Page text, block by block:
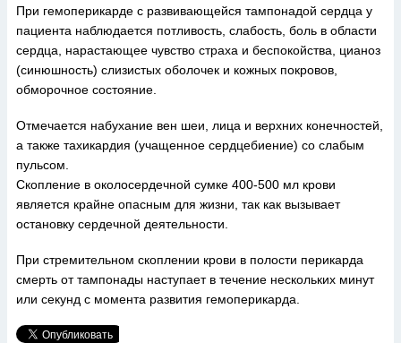
При гемоперикарде с развивающейся тампонадой сердца у
пациента наблюдается потливость, слабость, боль в области
сердца, нарастающее чувство страха и беспокойства, цианоз
(синюшность) слизистых оболочек и кожных покровов,
обморочное состояние.
Отмечается набухание вен шеи, лица и верхних конечностей,
а также тахикардия (учащенное сердцебиение) со слабым
пульсом.
Скопление в околосердечной сумке 400-500 мл крови
является крайне опасным для жизни, так как вызывает
остановку сердечной деятельности.
При стремительном скоплении крови в полости перикарда
смерть от тампонады наступает в течение нескольких минут
или секунд с момента развития гемоперикарда.